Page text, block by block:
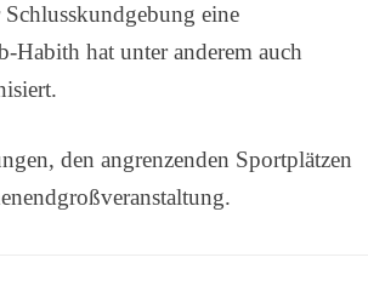
eine
Habith hat unter anderem auch
den angrenzenden Sportplätzen